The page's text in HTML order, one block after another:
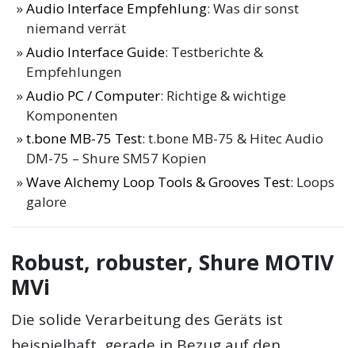
Audio Interface Empfehlung: Was dir sonst
niemand verrät
Audio Interface Guide: Testberichte &
Empfehlungen
Audio PC / Computer: Richtige & wichtige
Komponenten
t.bone MB-75 Test: t.bone MB-75 & Hitec Audio
DM-75 – Shure SM57 Kopien
Wave Alchemy Loop Tools & Grooves Test: Loops
galore
Robust, robuster, Shure MOTIV
MVi
Die solide Verarbeitung des Geräts ist